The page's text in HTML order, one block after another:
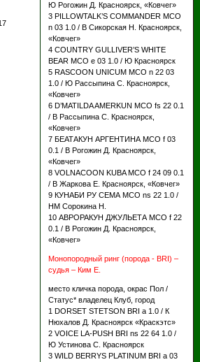
Ю Рогожин Д. Красноярск, «Ковчег»
3 PILLOWTALK’S COMMANDER МСО
n 03 1.0 / В Cикорская Н. Красноярск,
«Ковчег»
4 COUNTRY GULLIVER’S WHITE
BEAR МСО e 03 1.0 / Ю Красноярск
5 RASCOON UNICUM МСО n 22 03
1.0 / Ю Рассыпина С. Красноярск,
«Ковчег»
6 D’MATILDA AMERKUN МСО fs 22 0.1
/ В Рассыпина С. Красноярск,
«Ковчег»
7 БЕАТАКУН АРГЕНТИНА МСО f 03
0.1 / В Рогожин Д. Красноярск,
«Ковчег»
8 VOLNACOON KUBA МСО f 24 09 0.1
/ В Жаркова Е. Красноярск, «Ковчег»
9 КУНАБИ РУ СЕМА МСО ns 22 1.0 /
НМ Сорокина Н.
10 АВРОРАКУН ДЖУЛЬЕТА МСО f 22
0.1 / В Рогожин Д. Красноярск,
«Ковчег»
Монопородный ринг (порода - BRI) –
судья – Ким Е.
место кличка порода, окрас Пол /
Статус* владелец Клуб, город
1 DORSET STETSON BRI a 1.0 / К
Нюхалов Д. Красноярск «Краскэтс»
2 VOICE LA-PUSH BRI ns 22 64 1.0 /
Ю Устинова С. Красноярск
3 WILD BERRYS PLATINUM BRI a 03